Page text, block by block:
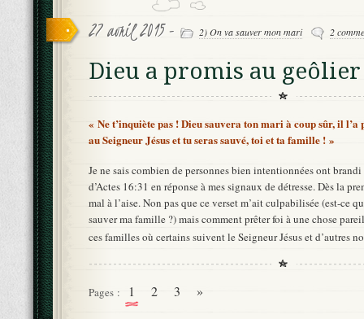
27 avril 2015 - 2) On va sauver mon mari 2
Dieu a promis au geôlier
« Ne t’inquiète pas ! Dieu sauvera ton mari à coup sûr, il
au Seigneur Jésus et tu seras sauvé, toi et ta famille ! »
Je ne sais combien de personnes bien intentionnées ont brandi
d’Actes 16:31 en réponse à mes signaux de détresse. Dès la
mal à l’aise. Non pas que ce verset m’ait culpabilisée (est-ce
sauver ma famille ?) mais comment prêter foi à une chose
ces familles où certains suivent le Seigneur Jésus et d’autres
Pages : 1 2 3 »